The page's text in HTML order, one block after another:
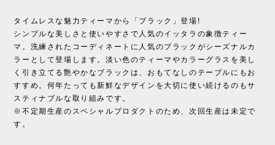
タイムレスな魅力ティーマから「ブラック」登場!
シンプルな美しさと使いやすさで人気のイッタラの象徴ティー
マ。洗練されたコーディネートに人気のブラックがシーズナルカ
ラーとして登場します。淡い色のティーマやカラーグラスを美し
く引き立てる艶やかなブラックは、おもてなしのテーブルにもお
すすめ。何年たっても新鮮なデザインを大切に使い続けるのもサ
スティナブルな取り組みです。
※不定期生産のスペシャルプロダクトのため、次回生産は未定で
す。